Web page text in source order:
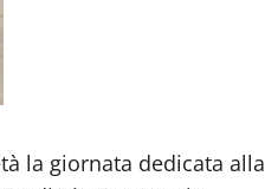
la giornata dedicata alla